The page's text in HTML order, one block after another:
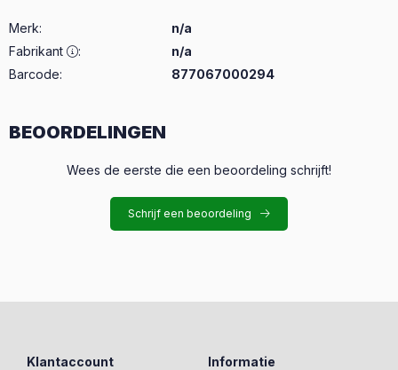
Merk:
n/a
Fabrikant
:
n/a
Barcode:
877067000294
BEOORDELINGEN
Wees de eerste die een beoordeling schrijft!
Schrijf een beoordeling
Klantaccount Informatie